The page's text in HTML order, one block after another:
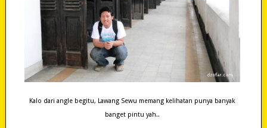
Kalo dari angle begitu, Lawang Sewu memang kelihatan punya banyak
banget pintu yah..